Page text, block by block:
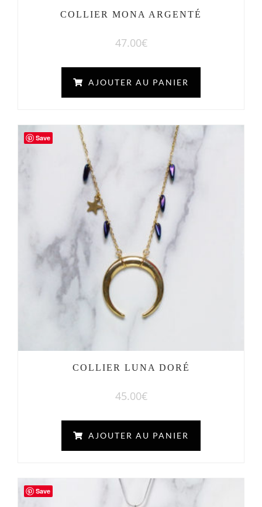
COLLIER MONA ARGENTÉ
47.00€
AJOUTER AU PANIER
Save
COLLIER LUNA DORÉ
45.00€
AJOUTER AU PANIER
Save